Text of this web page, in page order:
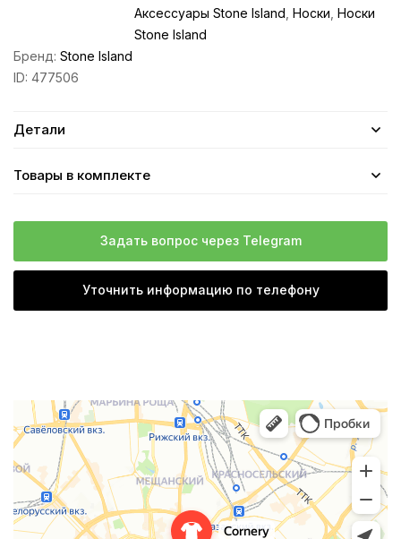
Аксессуары Stone Island Носки Носки
Stone Island
Бренд: Stone Island
ID: 477506
Детали
Товары в комплекте
Задать вопрос через Telegram
Уточнить информацию по телефону